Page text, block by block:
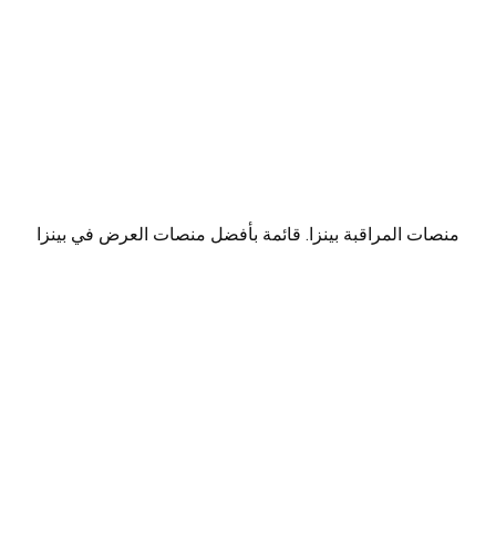
منصات المراقبة بينزا. قائمة بأفضل منصات العرض في بينزا